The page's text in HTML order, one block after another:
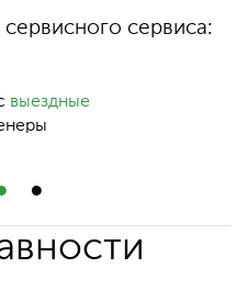
сервиса:
выездные